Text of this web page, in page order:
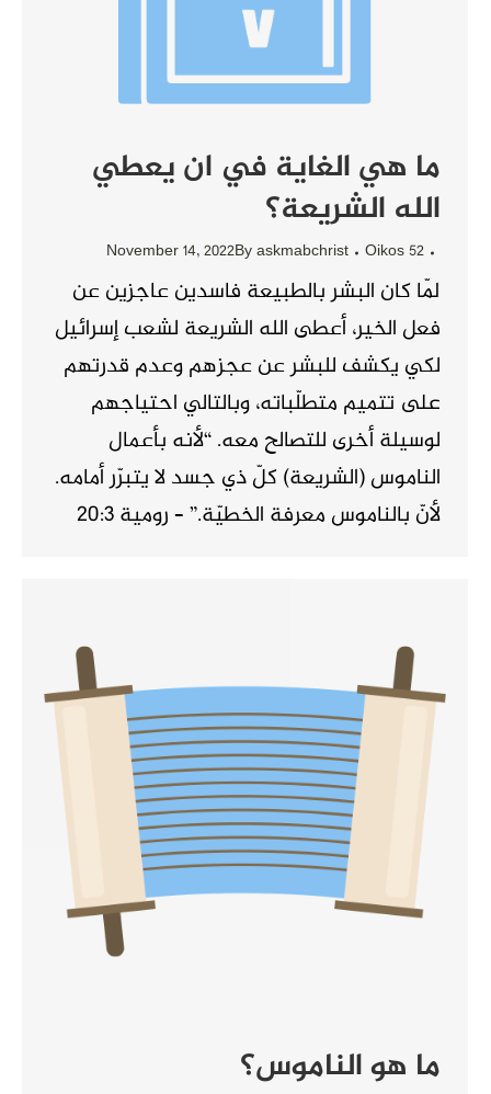
ما هي الغاية في ان يعطي
الله الشريعة؟
Oikos 52
Byaskmabchrist
November 14, 2022
لمّا كان البشر بالطبيعة فاسدين عاجزين عن
فعل الخير، أعطى الله الشريعة لشعب إسرائيل
لكي يكشف للبشر عن عجزهم وعدم قدرتهم
على تتميم متطلّباته، وبالتالي احتياجهم
لوسيلة أخرى للتصالح معه. “لأنه بأعمال
الناموس (الشريعة) كلّ ذي جسد لا يتبرّر أمامه.
لأنّ بالناموس معرفة الخطيّة.” – رومية 20:3
ما هو الناموس؟